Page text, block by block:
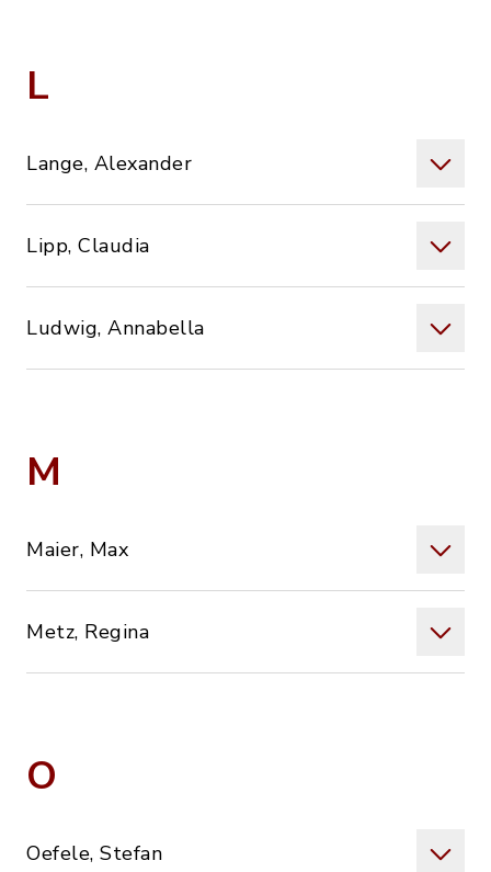
L
Lange, Alexander
Lipp, Claudia
Ludwig, Annabella
M
Maier, Max
Metz, Regina
O
Oefele, Stefan